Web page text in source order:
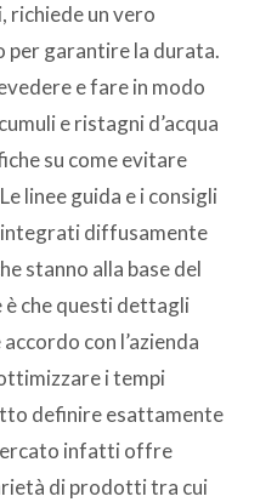
richiede un vero
garantire la durata.
e fare in modo
e ristagni d’acqua
su come evitare
linee guida e i consigli
diffusamente
stanno alla base del
che questi dettagli
con l’azienda
i tempi
definire esattamente
infatti offre
di prodotti tra cui